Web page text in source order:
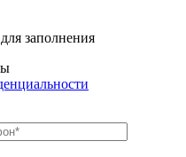
заполнения